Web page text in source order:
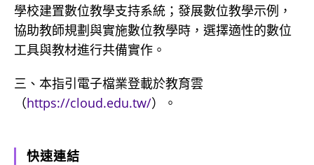
學校建置數位教學支持系統；發展數位教學示例，
協助教師規劃與實施數位教學時，選擇適性的數位
工具與教材進行共備實作。
三、本指引電子檔業登載於教育雲
（https://cloud.edu.tw/）。
快速連結